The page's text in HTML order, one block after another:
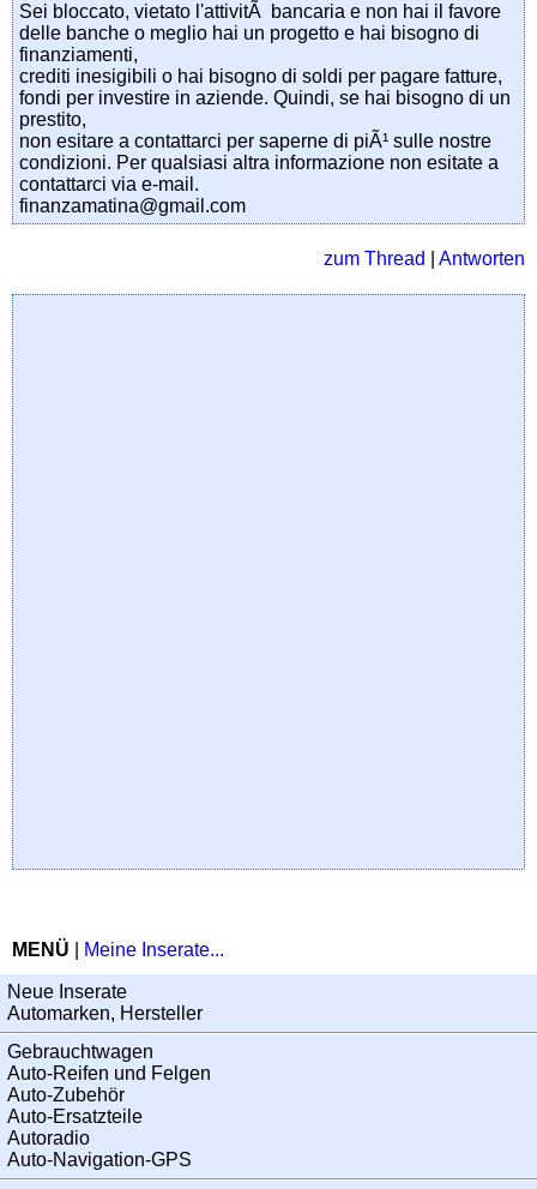
Sei bloccato, vietato l'attivitÃ bancaria e non hai il favore
delle banche o meglio hai un progetto e hai bisogno di
finanziamenti,
crediti inesigibili o hai bisogno di soldi per pagare fatture,
fondi per investire in aziende. Quindi, se hai bisogno di un
prestito,
non esitare a contattarci per saperne di piÃ¹ sulle nostre
condizioni. Per qualsiasi altra informazione non esitate a
contattarci via e-mail.
finanzamatina@gmail.com
zum Thread Antworten
MENÜ Meine Inserate...
Neue Inserate
Automarken, Hersteller
Gebrauchtwagen
Auto-Reifen und Felgen
Auto-Zubehör
Auto-Ersatzteile
Autoradio
Auto-Navigation-GPS